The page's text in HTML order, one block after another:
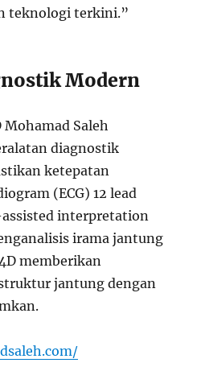
teknologi terkini.”
Modern
Saleh
diagnostik
ketepatan
(ECG) 12 lead
interpretation
irama jantung
memberikan
jantung dengan